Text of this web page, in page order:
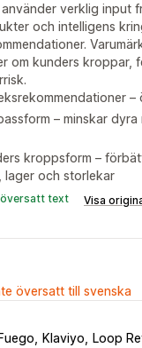
verklig input
och intelligens
om kunders kroppar,
– minskar
kroppsform –
lager och storlekar
text Visa
översatt till svenska
Fuego Klaviyo Loop